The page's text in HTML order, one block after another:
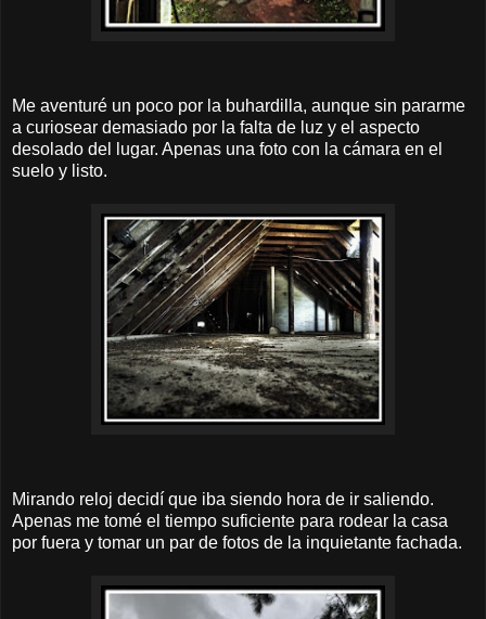
Me aventuré un poco por la buhardilla, aunque sin pararme
a curiosear demasiado por la falta de luz y el aspecto
desolado del lugar. Apenas una foto con la cámara en el
suelo y listo.
Mirando reloj decidí que iba siendo hora de ir saliendo.
Apenas me tomé el tiempo suficiente para rodear la casa
por fuera y tomar un par de fotos de la inquietante fachada.